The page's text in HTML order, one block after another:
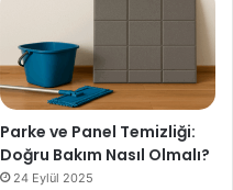
Parke ve Panel Temizliği:
Doğru Bakım Nasıl Olmalı?
24 Eylül 2025